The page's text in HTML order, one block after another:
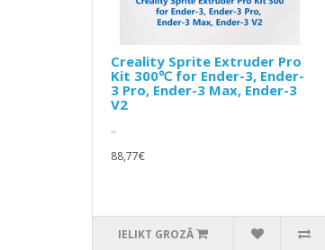
Creality Sprite Extruder Pro
Kit 300℃ for Ender-3, Ender-
3 Pro, Ender-3 Max, Ender-3
V2
..
88,77€
IELIKT GROZĀ